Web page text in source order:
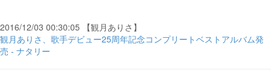
2016/12/03 00:30:05 【観月ありさ】
観月ありさ、歌手デビュー25周年記念コンプリートベストアルバム発
売 - ナタリー